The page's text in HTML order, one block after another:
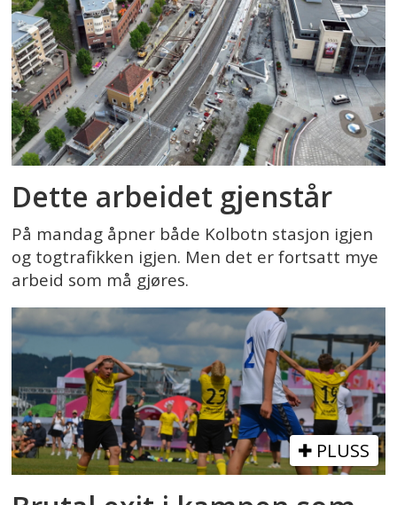
Dette arbeidet gjenstår
På mandag åpner både Kolbotn stasjon igjen
og togtrafikken igjen. Men det er fortsatt mye
arbeid som må gjøres.
PLUSS